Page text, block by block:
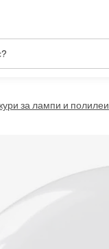
за лампи и полилеи